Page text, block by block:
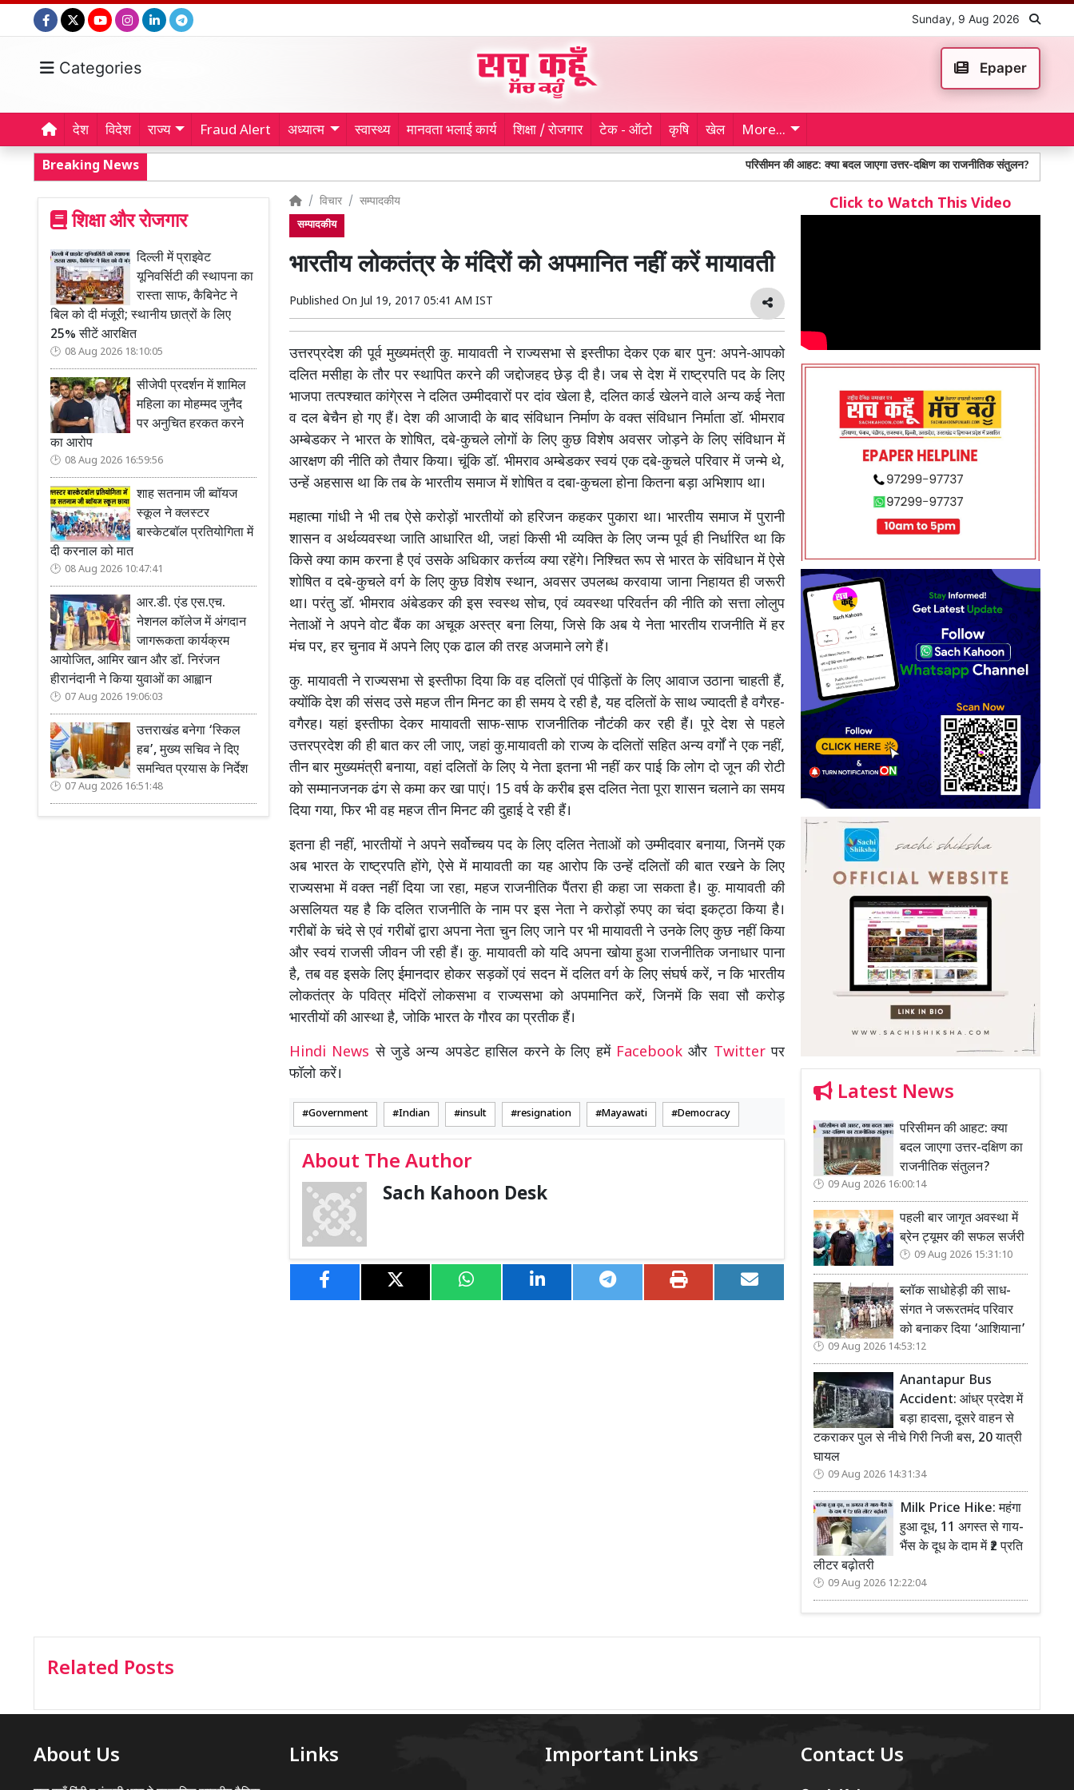
Sunday, 9 Aug 2026
Categories Epaper
देश विदेश राज्य Fraud Alert अध्यात्म स्वास्थ्य मानवता भलाई कार्य शिक्षा / रोजगार टेक - ऑटो कृषि खेल More...
Breaking News परिसीमन की आहट: क्या बदल जाएगा उत्तर-दक्षिण का राजनीतिक संतुलन? पहली बार
शिक्षा और रोजगार
दिल्ली में प्राइवेट
यूनिवर्सिटी की स्थापना का
रास्ता साफ, कैबिनेट ने
बिल को दी मंजूरी; स्थानीय छात्रों के लिए
25% सीटें आरक्षित
08 Aug 2026 18:10:05
सीजेपी प्रदर्शन में शामिल
महिला का मोहम्मद जुनैद
पर अनुचित हरकत करने
का आरोप
08 Aug 2026 16:59:56
शाह सतनाम जी ब्वॉयज
स्कूल ने क्लस्टर
बास्केटबॉल प्रतियोगिता में
दी करनाल को मात
08 Aug 2026 10:47:41
आर.डी. एंड एस.एच.
नेशनल कॉलेज में अंगदान
जागरूकता कार्यक्रम
आयोजित, आमिर खान और डॉ. निरंजन
हीरानंदानी ने किया युवाओं का आह्वान
07 Aug 2026 19:06:03
उत्तराखंड बनेगा ‘स्किल
हब’, मुख्य सचिव ने दिए
समन्वित प्रयास के निर्देश
07 Aug 2026 16:51:48
विचार सम्पादकीय
सम्पादकीय
भारतीय लोकतंत्र के मंदिरों को अपमानित नहीं करें मायावती
Published On Jul 19, 2017 05:41 AM IST
उत्तरप्रदेश की पूर्व मुख्यमंत्री कु. मायावती ने राज्यसभा से इस्तीफा देकर एक बार पुन: अपने-आपको
दलित मसीहा के तौर पर स्थापित करने की जद्दोजहद छेड़ दी है। जब से देश में राष्ट्रपति पद के लिए
भाजपा तत्पश्चात कांगे्रस ने दलित उम्मीदवारों पर दांव खेला है, दलित कार्ड खेलने वाले अन्य कई नेता
व दल बेचैन हो गए हैं। देश की आजादी के बाद संविधान निर्माण के वक्त संविधान निर्माता डॉ. भीमराव
अम्बेडकर ने भारत के शोषित, दबे-कुचले लोगों के लिए कुछ विशेष अवसर जोड़ने के लिए संविधान में
आरक्षण की नीति को तैयार किया। चूंकि डॉ. भीमराव अम्बेडकर स्वयं एक दबे-कुचले परिवार में जन्मे थे,
उन्हें अहसास था कि तब के भारतीय समाज में शोषित व दबा-कुचला होना कितना बड़ा अभिशाप था।
महात्मा गांधी ने भी तब ऐसे करोड़ों भारतीयों को हरिजन कहकर पुकारा था। भारतीय समाज में पुरानी
शासन व अर्थव्यवस्था जाति आधारित थी, जहां किसी भी व्यक्ति के लिए जन्म पूर्व ही निर्धारित था कि
किसे क्या काम करना है एवं उसके अधिकार कर्त्तव्य क्या रहेंगे। निश्चित रूप से भारत के संविधान में ऐसे
शोषित व दबे-कुचले वर्ग के लिए कुछ विशेष स्थान, अवसर उपलब्ध करवाया जाना निहायत ही जरूरी
था। परंतु डॉ. भीमराव अंबेडकर की इस स्वस्थ सोच, एवं व्यवस्था परिवर्तन की नीति को सत्ता लोलुप
नेताओं ने अपने वोट बैंक का अचूक अस्त्र बना लिया, जिसे कि अब ये नेता भारतीय राजनीति में हर
मंच पर, हर चुनाव में अपने लिए एक ढाल की तरह अजमाने लगे हैं।
कु. मायावती ने राज्यसभा से इस्तीफा दिया कि वह दलितों एवं पीड़ितों के लिए आवाज उठाना चाहती हैं,
क्योंकि देश की संसद उसे महज तीन मिनट का ही समय दे रही है, यह दलितों के साथ ज्यादती है वगैरह-
वगैरह। यहां इस्तीफा देकर मायावती साफ-साफ राजनीतिक नौटंकी कर रही हैं। पूरे देश से पहले
उत्तरप्रदेश की ही बात कर ली जाए, जहां कु.मायावती को राज्य के दलितों सहित अन्य वर्गों ने एक नहीं,
तीन बार मुख्यमंत्री बनाया, वहां दलितों के लिए ये नेता इतना भी नहीं कर पाई कि लोग दो जून की रोटी
को सम्मानजनक ढंग से कमा कर खा पाएं। 15 वर्ष के करीब इस दलित नेता पूरा शासन चलाने का समय
दिया गया, फिर भी वह महज तीन मिनट की दुहाई दे रही हैं।
इतना ही नहीं, भारतीयों ने अपने सर्वोच्चय पद के लिए दलित नेताओं को उम्मीदवार बनाया, जिनमें एक
अब भारत के राष्ट्रपति होंगे, ऐसे में मायावती का यह आरोप कि उन्हें दलितों की बात रखने के लिए
राज्यसभा में वक्त नहीं दिया जा रहा, महज राजनीतिक पैंतरा ही कहा जा सकता है। कु. मायावती की
असलियत यह है कि दलित राजनीति के नाम पर इस नेता ने करोड़ों रुपए का चंदा इकट्ठा किया है।
गरीबों के चंदे से एवं गरीबों द्वारा अपना नेता चुन लिए जाने पर भी मायावती ने उनके लिए कुछ नहीं किया
और स्वयं राजसी जीवन जी रही हैं। कु. मायावती को यदि अपना खोया हुआ राजनीतिक जनाधार पाना
है, तब वह इसके लिए ईमानदार होकर सड़कों एवं सदन में दलित वर्ग के लिए संघर्ष करें, न कि भारतीय
लोकतंत्र के पवित्र मंदिरों लोकसभा व राज्यसभा को अपमानित करें, जिनमें कि सवा सौ करोड़
भारतीयों की आस्था है, जोकि भारत के गौरव का प्रतीक हैं।
Hindi Newsसे जुडे अन्य अपडेट हासिल करने के लिए हमें Facebookऔर Twitterपर
फॉलो करें।
Government Indian insult resignation Mayawati Democracy
About The Author
Sach Kahoon Desk
Click to Watch This Video
Latest News
परिसीमन की आहट: क्या
बदल जाएगा उत्तर-दक्षिण का
राजनीतिक संतुलन?
09 Aug 2026 16:00:14
पहली बार जागृत अवस्था में
ब्रेन ट्यूमर की सफल सर्जरी
09 Aug 2026 15:31:10
ब्लॉक साधोहेड़ी की साध-
संगत ने जरूरतमंद परिवार
को बनाकर दिया ‘आशियाना’
09 Aug 2026 14:53:12
Anantapur Bus
Accident: आंध्र प्रदेश में
बड़ा हादसा, दूसरे वाहन से
टकराकर पुल से नीचे गिरी निजी बस, 20 यात्री
घायल
09 Aug 2026 14:31:34
Milk Price Hike: महंगा
हुआ दूध, 11 अगस्त से गाय-
भैंस के दूध के दाम में ₹2 प्रति
लीटर बढ़ोतरी
09 Aug 2026 12:22:04
Related Posts
About Us Links Important Links Contact Us